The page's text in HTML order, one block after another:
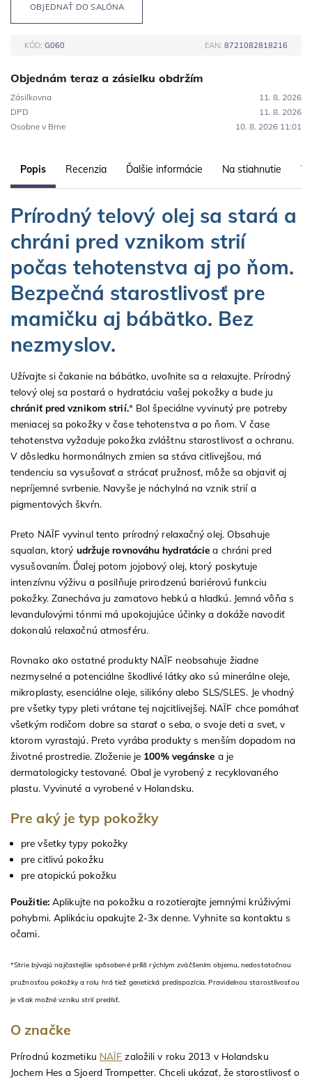
OBJEDNAŤ DO SALÓNA
KÓD: G060 EAN: 8721082818216
Objednám teraz a zásielku obdržím
Zásilkovna
11. 8. 2026
DPD
11. 8. 2026
Osobne v Brne
10. 8. 2026 11:01
Popis Recenzia Ďalšie informácie Na stiahnutie
Prírodný telový olej sa stará a
chráni pred vznikom strií
počas tehotenstva aj po ňom.
Bezpečná starostlivosť pre
mamičku aj bábätko. Bez
nezmyslov.
Užívajte si čakanie na bábätko, uvoľnite sa a relaxujte. Prírodný
telový olej sa postará o hydratáciu vašej pokožky a bude ju
chrániť pred vznikom strií.* Bol špeciálne vyvinutý pre potreby
meniacej sa pokožky v čase tehotenstva a po ňom. V čase
tehotenstva vyžaduje pokožka zvláštnu starostlivosť a ochranu.
V dôsledku hormonálnych zmien sa stáva citlivejšou, má
tendenciu sa vysušovať a strácať pružnosť, môže sa objaviť aj
nepríjemné svrbenie. Navyše je náchylná na vznik strií a
pigmentových škvŕn.
Preto NAÏF vyvinul tento prírodný relaxačný olej. Obsahuje
squalan, ktorý udržuje rovnováhu hydratácie a chráni pred
vysušovaním. Ďalej potom jojobový olej, ktorý poskytuje
intenzívnu výživu a posilňuje prirodzenú bariérovú funkciu
pokožky. Zanecháva ju zamatovo hebkú a hladkú. Jemná vôňa s
levanduľovými tónmi má upokojujúce účinky a dokáže navodiť
dokonalú relaxačnú atmosféru.
Rovnako ako ostatné produkty NAÏF neobsahuje žiadne
nezmyselné a potenciálne škodlivé látky ako sú minerálne oleje,
mikroplasty, esenciálne oleje, silikóny alebo SLS/SLES. Je vhodný
pre všetky typy pleti vrátane tej najcitlivejšej. NAÏF chce pomáhať
všetkým rodičom dobre sa starať o seba, o svoje deti a svet, v
ktorom vyrastajú. Preto vyrába produkty s menším dopadom na
životné prostredie. Zloženie je 100% vegánske a je
dermatologicky testované. Obal je vyrobený z recyklovaného
plastu. Vyvinuté a vyrobené v Holandsku.
Pre aký je typ pokožky
pre všetky typy pokožky
pre citlivú pokožku
pre atopickú pokožku
Použitie: Aplikujte na pokožku a rozotierajte jemnými krúživými
pohybmi. Aplikáciu opakujte 2-3x denne. Vyhnite sa kontaktu s
očami.
*Strie bývajú najčastejšie spôsobené príliš rýchlym zväčšením objemu, nedostatočnou
pružnosťou pokožky a rolu hrá tiež genetická predispozícia. Pravidelnou starostlivosťou
je však možné vzniku strií predísť.
O značke
Prírodnú kozmetiku NAÏF založili v roku 2013 v Holandsku
Jochem Hes a Sjoerd Trompetter. Chceli ukázať, že starostlivosť o